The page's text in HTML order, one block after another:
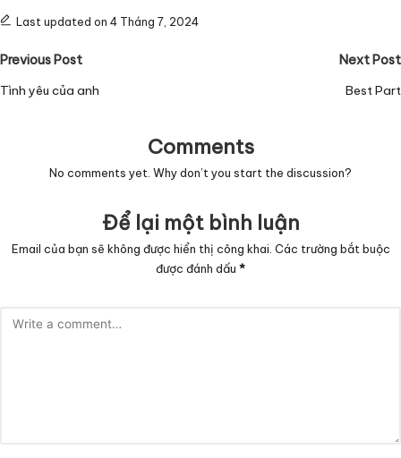
Last updated on 4 Tháng 7, 2024
Post
navigation
Previous Post
Tình yêu của anh
Next Post
Best Part
Comments
No comments yet. Why don’t you start the discussion?
Để lại một bình luận
Email của bạn sẽ không được hiển thị công khai. Các trường bắt buộc
được đánh dấu *